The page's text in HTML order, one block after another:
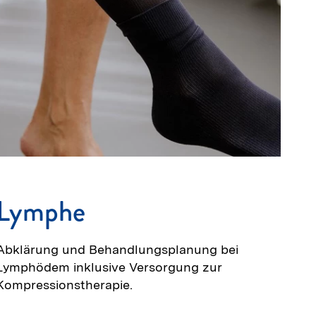
und Behandlungsplanung bei
inklusive Versorgung zur